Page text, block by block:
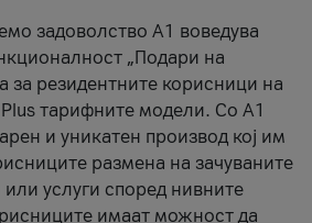
задоволство А1 воведува
„Подари на
за резидентните корисници на
тарифните модели. Со A1
и уникатен производ кој им
размена на зачуваните
или услуги според нивните
имаат можност да